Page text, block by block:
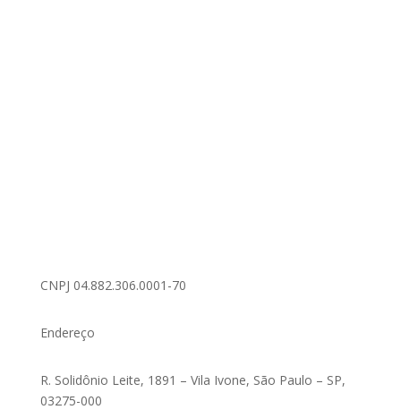
CNPJ 04.882.306.0001-70
Endereço
R. Solidônio Leite, 1891 – Vila Ivone, São Paulo – SP,
03275-000